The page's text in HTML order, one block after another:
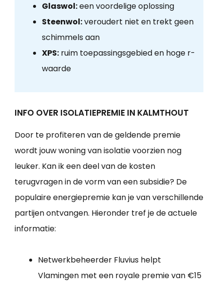
Glaswol:een voordelige oplossing
Steenwol:veroudert niet en trekt geen
schimmels aan
XPS:ruim toepassingsgebied en hoge r-
waarde
INFO OVER ISOLATIEPREMIE IN KALMTHOUT
Door te profiteren van de geldende premie
wordt jouw woning van isolatie voorzien nog
leuker. Kan ik een deel van de kosten
terugvragen in de vorm van een subsidie? De
populaire energiepremie kan je van verschillende
partijen ontvangen. Hieronder tref je de actuele
informatie:
Netwerkbeheerder Fluvius helpt
Vlamingen met een royale premie van €15